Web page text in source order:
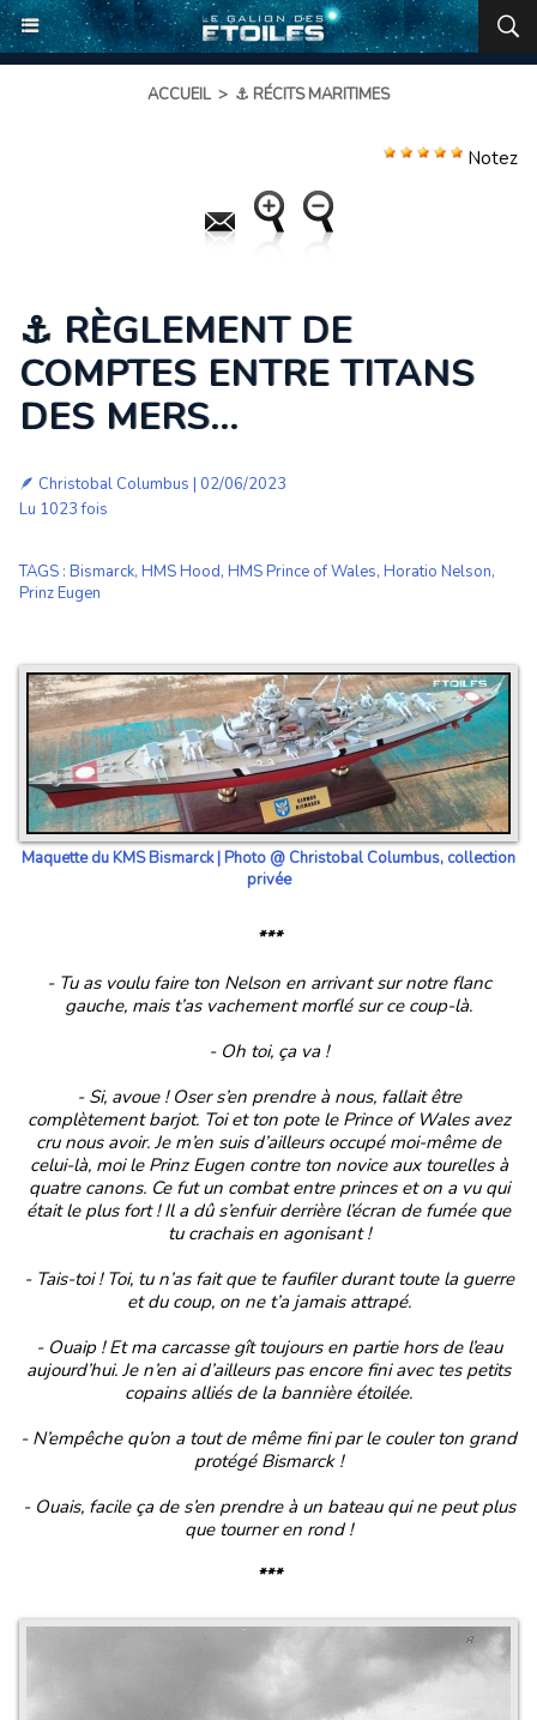
ACCUEIL > ⚓ RÉCITS MARITIMES
Notez
⚓ RÈGLEMENT DE
COMPTES ENTRE TITANS
DES MERS...
🪶 Christobal Columbus | 02/06/2023
Lu 1023 fois
TAGS : Bismarck, HMS Hood, HMS Prince of Wales, Horatio Nelson,
Prinz Eugen
Maquette du KMS Bismarck | Photo @ Christobal Columbus, collection
privée
***
- Tu as voulu faire ton Nelson en arrivant sur notre flanc
gauche, mais t’as vachement morflé sur ce coup-là.
- Oh toi, ça va !
- Si, avoue ! Oser s’en prendre à nous, fallait être
complètement barjot. Toi et ton pote le Prince of Wales avez
cru nous avoir. Je m’en suis d’ailleurs occupé moi-même de
celui-là, moi le Prinz Eugen contre ton novice aux tourelles à
quatre canons. Ce fut un combat entre princes et on a vu qui
était le plus fort ! Il a dû s’enfuir derrière l’écran de fumée que
tu crachais en agonisant !
- Tais-toi ! Toi, tu n’as fait que te faufiler durant toute la guerre
et du coup, on ne t’a jamais attrapé.
- Ouaip ! Et ma carcasse gît toujours en partie hors de l’eau
aujourd’hui. Je n’en ai d’ailleurs pas encore fini avec tes petits
copains alliés de la bannière étoilée.
- N’empêche qu’on a tout de même fini par le couler ton grand
protégé Bismarck !
- Ouais, facile ça de s’en prendre à un bateau qui ne peut plus
que tourner en rond !
***